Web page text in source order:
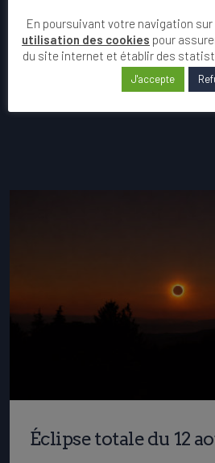
Éclipse totale du 12
En poursuivant votre navigation
utilisation des cookies pour
du site internet et établir des
J'accepte